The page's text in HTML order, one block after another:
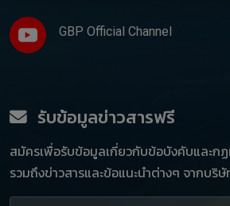
GBP Official Channel
รับข้อมูลข่าวสารฟรี
สมัครเพื่อรับข้อมูลเกี่ยวกับข้อบังคับและก
รวมถึงข่าวสารและข้อแนะนำต่างๆ จากบริษั